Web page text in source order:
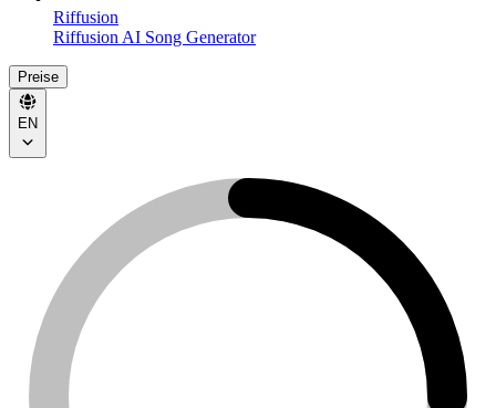
Riffusion
Riffusion AI Song Generator
Preise
EN